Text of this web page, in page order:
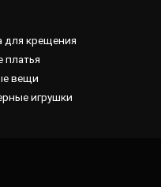
крещения
платья
вещи
игрушки